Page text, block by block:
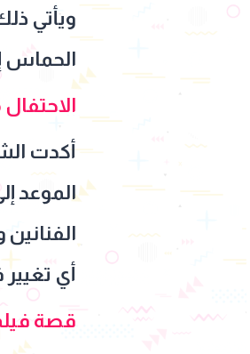
ويأتي
الحماس
أكدت
الموعد
أي
قصة